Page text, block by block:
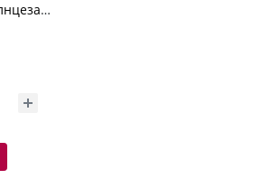
65-WIN Шторки солнцезащитные на боковые стекла, сетчатый полиэстер, чёрные, 65 х 38 см, 2 шт